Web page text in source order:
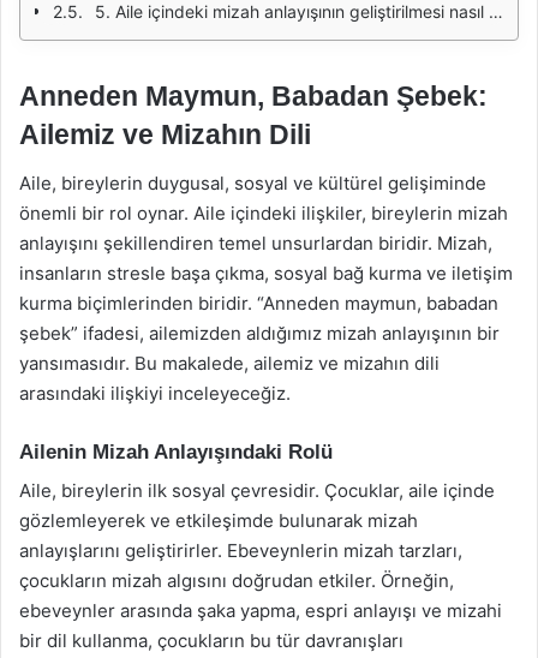
5. Aile içindeki mizah anlayışının geliştirilmesi nasıl sağlanır?
Anneden Maymun, Babadan Şebek:
Ailemiz ve Mizahın Dili
Aile, bireylerin duygusal, sosyal ve kültürel gelişiminde
önemli bir rol oynar. Aile içindeki ilişkiler, bireylerin mizah
anlayışını şekillendiren temel unsurlardan biridir. Mizah,
insanların stresle başa çıkma, sosyal bağ kurma ve iletişim
kurma biçimlerinden biridir. “Anneden maymun, babadan
şebek” ifadesi, ailemizden aldığımız mizah anlayışının bir
yansımasıdır. Bu makalede, ailemiz ve mizahın dili
arasındaki ilişkiyi inceleyeceğiz.
Ailenin Mizah Anlayışındaki Rolü
Aile, bireylerin ilk sosyal çevresidir. Çocuklar, aile içinde
gözlemleyerek ve etkileşimde bulunarak mizah
anlayışlarını geliştirirler. Ebeveynlerin mizah tarzları,
çocukların mizah algısını doğrudan etkiler. Örneğin,
ebeveynler arasında şaka yapma, espri anlayışı ve mizahi
bir dil kullanma, çocukların bu tür davranışları